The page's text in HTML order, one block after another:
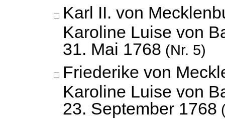
Karl II. von
Karoline Luise von
31. Mai 1768 (Nr. 5)
Friederike von
Karoline Luise von
23. September 1768